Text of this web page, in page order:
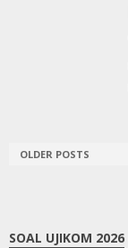
OLDER POSTS
SOAL UJIKOM 2026